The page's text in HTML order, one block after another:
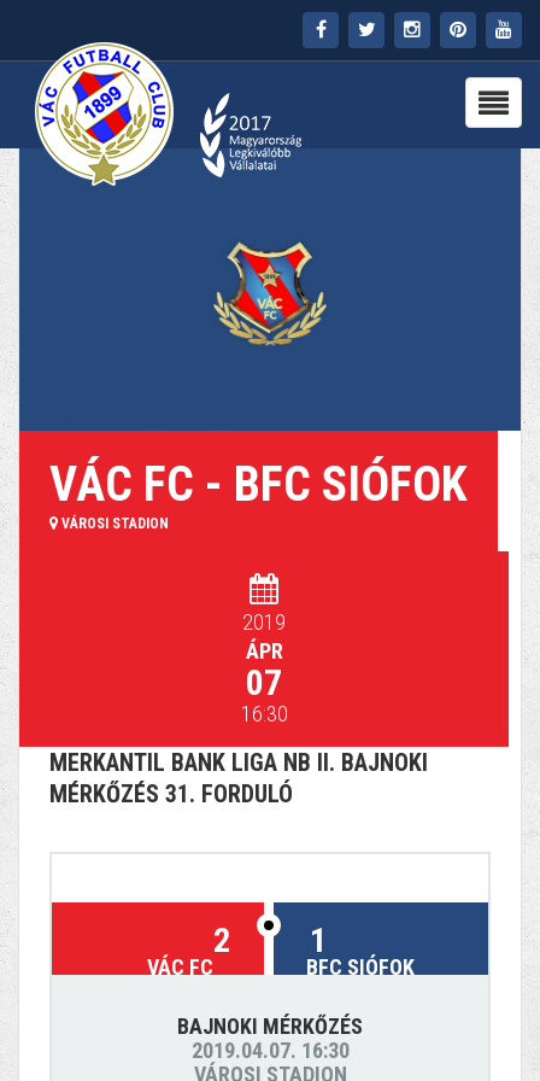
VÁC FC - BFC SIÓFOK
VÁROSI STADION
2019
ÁPR
07
16:30
MERKANTIL BANK LIGA NB II. BAJNOKI
MÉRKŐZÉS 31. FORDULÓ
2
VÁC FC
1
BFC SIÓFOK
BAJNOKI MÉRKŐZÉS
2019.04.07. 16:30
VÁROSI STADION
FŐOLDAL
KLUB
MÉDIA